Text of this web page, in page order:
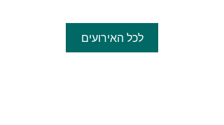
לכל האירועים